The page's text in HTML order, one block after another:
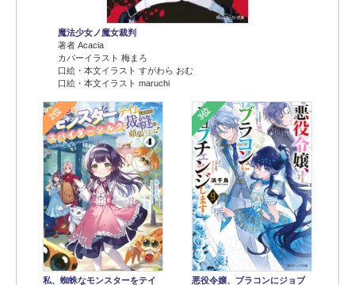
魔法少女ノ魔女裁判
著者 Acacia
カバーイラスト 梅まろ
口絵・本文イラスト すがわら おむ
口絵・本文イラスト maruchi
2位
私、蜘蛛なモンスターをテイ
3位
悪役令嬢、ブラコンにジョブ